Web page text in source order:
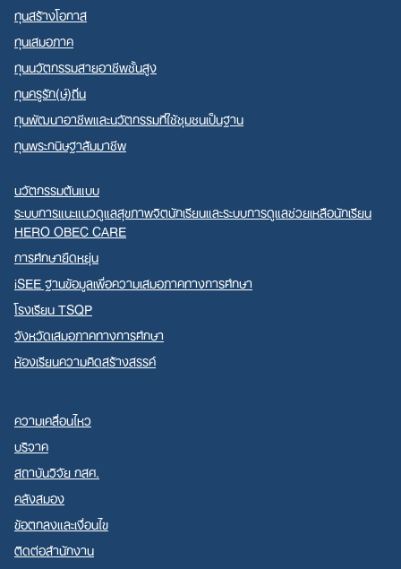
ทุนสร้างโอกาส
ทุนเสมอภาค
ทุนนวัตกรรมสายอาชีพชั้นสูง
ทุนครูรัก(ษ์)ถิ่น
ทุนพัฒนาอาชีพและนวัตกรรมที่ใช้ชุมชนเป็นฐาน
ทุนพระกนิษฐาสัมมาชีพ
นวัตกรรมต้นแบบ
ระบบการแนะแนวดูแลสุขภาพจิตนักเรียนและระบบการดูแลช่วยเหลือนักเรียน
HERO OBEC CARE
การศึกษายืดหยุ่น
iSEE ฐานข้อมูลเพื่อความเสมอภาคทางการศึกษา
โรงเรียน TSQP
จังหวัดเสมอภาคทางการศึกษา
ห้องเรียนความคิดสร้างสรรค์
ความเคลื่อนไหว
บริจาค
สถาบันวิจัย กสศ.
คลังสมอง
ข้อตกลงและเงื่อนไข
ติดต่อสำนักงาน